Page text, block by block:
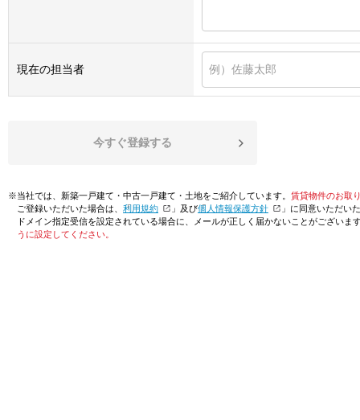
現在の担当者
今すぐ登録する
※当社では、新築一戸建て・中古一戸建て・土地をご紹介しています。 賃貸物件のお取
ご登録いただいた場合は、「利用規約 」及び「個人情報保護方針
」に同意いただい
ドメイン指定受信を設定されている場合に、メールが正しく届かないことがございます
うに設定してください。